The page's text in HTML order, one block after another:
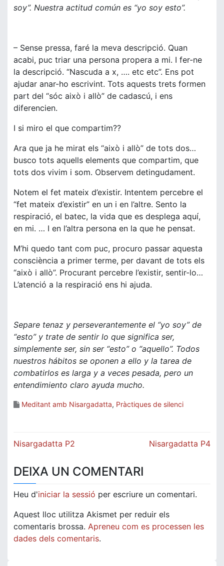
soy”. Nuestra actitud común es “yo soy esto”.
– Sense pressa, faré la meva descripció. Quan
acabi, puc triar una persona propera a mi. I fer-ne
la descripció. “Nascuda a x, …. etc etc”. Ens pot
ajudar anar-ho escrivint. Tots aquests trets formen
part del “sóc això i allò” de cadascú, i ens
diferencien.
I si miro el que compartim??
Ara que ja he mirat els “això i allò” de tots dos…
busco tots aquells elements que compartim, que
tots dos vivim i som. Observem detingudament.
Notem el fet mateix d’existir. Intentem percebre el
“fet mateix d’existir” en un i en l’altre. Sento la
respiració, el batec, la vida que es desplega aquí,
en mi. … I en l’altra persona en la que he pensat.
M’hi quedo tant com puc, procuro passar aquesta
consciència a primer terme, per davant de tots els
“això i allò”. Procurant percebre l’existir, sentir-lo…
L’atenció a la respiració ens hi ajuda.
Separe tenaz y perseverantemente el “yo soy” de
“esto” y trate de sentir lo que significa ser,
simplemente ser, sin ser “esto” o “aquello”. Todos
nuestros hábitos se oponen a ello y la tarea de
combatirlos es larga y a veces pesada, pero un
entendimiento claro ayuda mucho.
Meditant amb Nisargadatta, Pràctiques de silenci
Navegació
Nisargadatta P2 Nisargadatta P4
DEIXA UN COMENTARI
Heu d'iniciar la sessió per escriure un comentari.
Aquest lloc utilitza Akismet per reduir els
comentaris brossa. Apreneu com es processen les
dades dels comentaris.